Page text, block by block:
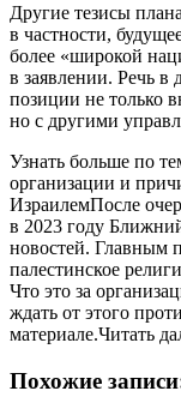
Другие тезисы
в частности,
более «широкой
в заявлении. Речь в
позиции не только
но с другими
Узнать больше по
организации и
ИзраилемПосле
в 2023 году
новостей. Главным
палестинское
Что это за
ждать от этого
материале.Читать
Похожие